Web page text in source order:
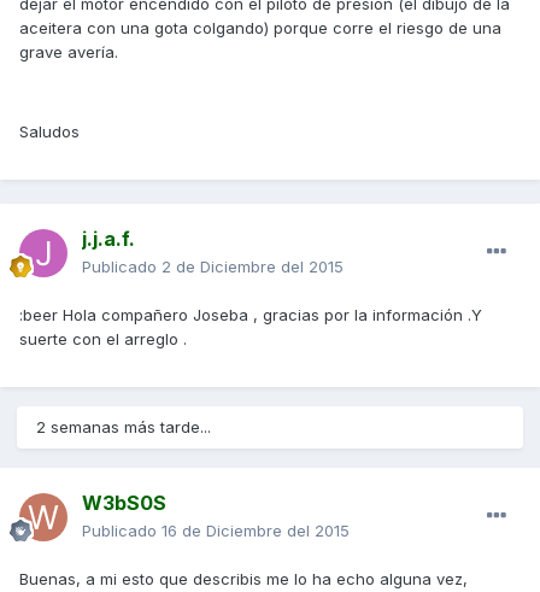
dejar el motor encendido con el piloto de presión (el dibujo de la
aceitera con una gota colgando) porque corre el riesgo de una
grave avería.
Saludos
j.j.a.f.
Publicado 2 de Diciembre del 2015
:beer Hola compañero Joseba , gracias por la información .Y
suerte con el arreglo .
2 semanas más tarde...
W3bS0S
Publicado 16 de Diciembre del 2015
Buenas, a mi esto que describis me lo ha echo alguna vez,